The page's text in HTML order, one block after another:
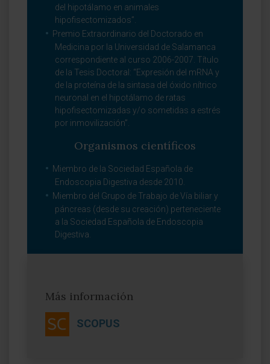
del hipotálamo en animales
hipofisectomizados”.
Premio Extraordinario del Doctorado en
Medicina por la Universidad de Salamanca
correspondiente al curso 2006-2007. Título
de la Tesis Doctoral: “Expresión del mRNA y
de la proteína de la sintasa del óxido nítrico
neuronal en el hipotálamo de ratas
hipofisectomizadas y/o sometidas a estrés
por inmovilización”.
Organismos científicos
Miembro de la Sociedad Española de
Endoscopia Digestiva desde 2010.
Miembro del Grupo de Trabajo de Vía biliar y
páncreas (desde su creación) perteneciente
a la Sociedad Española de Endoscopia
Digestiva.
Más información
SCOPUS